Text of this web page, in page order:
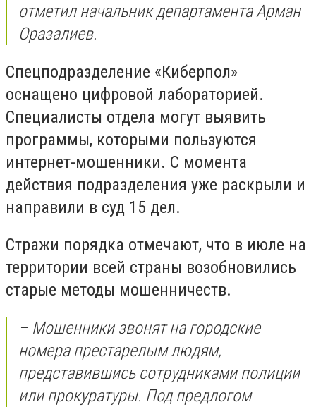
отметил начальник департамента Арман
Оразалиев.
Спецподразделение «Киберпол»
оснащено цифровой лабораторией.
Специалисты отдела могут выявить
программы, которыми пользуются
интернет-мошенники. С момента
действия подразделения уже раскрыли и
направили в суд 15 дел.
Стражи порядка отмечают, что в июле на
территории всей страны возобновились
старые методы мошенничеств.
– Мошенники звонят на городские
номера престарелым людям,
представившись сотрудниками полиции
или прокуратуры. Под предлогом